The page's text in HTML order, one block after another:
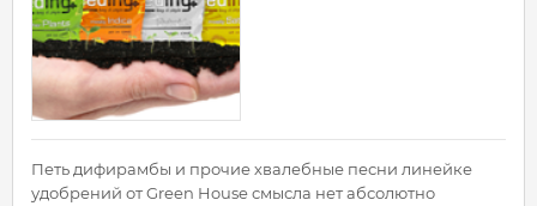
Петь дифирамбы и прочие хвалебные песни линейке
удобрений от Green House смысла нет абсолютно